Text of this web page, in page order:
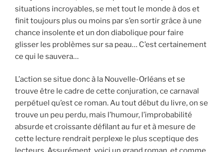
situations incroyables, se met tout le monde à dos et
finit toujours plus ou moins par s’en sortir grâce à une
chance insolente et un don diabolique pour faire
glisser les problèmes sur sa peau… C’est certainement
ce qui le sauvera…
L’action se situe donc à la Nouvelle-Orléans et se
trouve être le cadre de cette conjuration, ce carnaval
perpétuel qu’est ce roman. Au tout début du livre, on se
trouve un peu perdu, mais l’humour, l’improbabilité
absurde et croissante défilant au fur et à mesure de
cette lecture rendrait perplexe le plus sceptique des